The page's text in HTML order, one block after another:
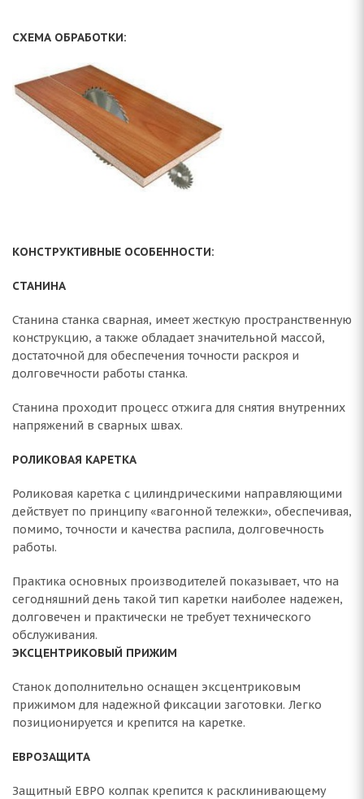
СХЕМА ОБРАБОТКИ:
КОНСТРУКТИВНЫЕ ОСОБЕННОСТИ:
СТАНИНА
Станина станка сварная, имеет жесткую пространственную
конструкцию, а также обладает значительной массой,
достаточной для обеспечения точности раскроя и
долговечности работы станка.
Станина проходит процесс отжига для снятия внутренних
напряжений в сварных швах.
РОЛИКОВАЯ КАРЕТКА
Роликовая каретка с цилиндрическими направляющими
действует по принципу «вагонной тележки», обеспечивая,
помимо, точности и качества распила, долговечность
работы.
Практика основных производителей показывает, что на
сегодняшний день такой тип каретки наиболее надежен,
долговечен и практически не требует технического
обслуживания.
ЭКСЦЕНТРИКОВЫЙ ПРИЖИМ
Станок дополнительно оснащен эксцентриковым
прижимом для надежной фиксации заготовки. Легко
позиционируется и крепится на каретке.
ЕВРОЗАЩИТА
Защитный ЕВРО колпак крепится к расклинивающему